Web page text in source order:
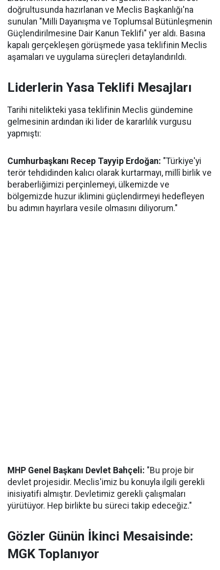
doğrultusunda hazırlanan ve Meclis Başkanlığı'na
sunulan "Milli Dayanışma ve Toplumsal Bütünleşmenin
Güçlendirilmesine Dair Kanun Teklifi" yer aldı. Basına
kapalı gerçekleşen görüşmede yasa teklifinin Meclis
aşamaları ve uygulama süreçleri detaylandırıldı.
Liderlerin Yasa Teklifi Mesajları
Tarihi nitelikteki yasa teklifinin Meclis gündemine
gelmesinin ardından iki lider de kararlılık vurgusu
yapmıştı:
Cumhurbaşkanı Recep Tayyip Erdoğan: "Türkiye'yi
terör tehdidinden kalıcı olarak kurtarmayı, millî birlik ve
beraberliğimizi perçinlemeyi, ülkemizde ve
bölgemizde huzur iklimini güçlendirmeyi hedefleyen
bu adımın hayırlara vesile olmasını diliyorum."
MHP Genel Başkanı Devlet Bahçeli: "Bu proje bir
devlet projesidir. Meclis'imiz bu konuyla ilgili gerekli
inisiyatifi almıştır. Devletimiz gerekli çalışmaları
yürütüyor. Hep birlikte bu süreci takip edeceğiz."
Gözler Günün İkinci Mesaisinde:
MGK Toplanıyor